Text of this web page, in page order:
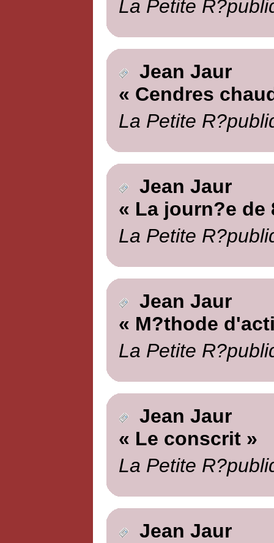
La Petite
Jean Jaur
« Cendres
La Petite
Jean Jaur
« La journ?e de
La Petite
Jean Jaur
« M?thode
La Petite
Jean Jaur
« Le conscrit »
La Petite
Jean Jaur